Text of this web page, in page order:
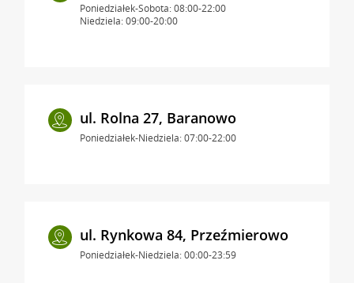
Poniedziałek-Sobota: 08:00-22:00
Niedziela: 09:00-20:00
ul. Rolna 27, Baranowo
Poniedziałek-Niedziela: 07:00-22:00
ul. Rynkowa 84, Przeźmierowo
Poniedziałek-Niedziela: 00:00-23:59